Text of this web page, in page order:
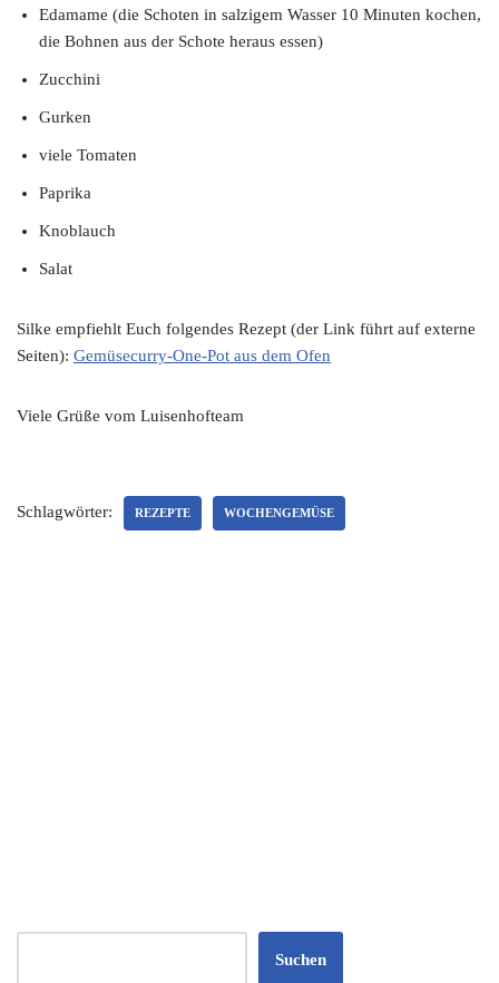
Edamame (die Schoten in salzigem Wasser 10 Minuten kochen,
die Bohnen aus der Schote heraus essen)
Zucchini
Gurken
viele Tomaten
Paprika
Knoblauch
Salat
Silke empfiehlt Euch folgendes Rezept (der Link führt auf externe
Seiten): Gemüsecurry-One-Pot aus dem Ofen
Viele Grüße vom Luisenhofteam
Schlagwörter: REZEPTE WOCHENGEMÜSE
Suchen